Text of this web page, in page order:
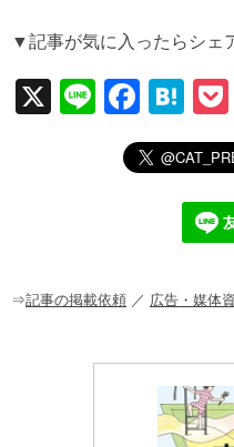
▼記事が気に入ったらシェ
X
Li
F
a
c
o
H
at
e
n
a
⇒記事の掲載依頼 ／ 広告・媒体